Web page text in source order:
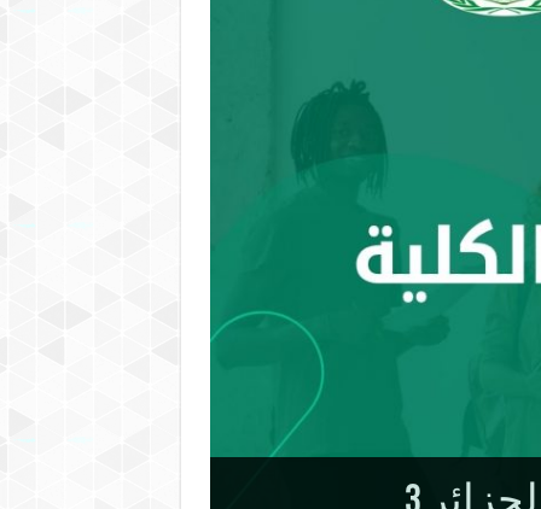
الافتراضية الموجهة لحاملي شهادة بكالوريا لسنة 2025، تقدم كلية علوم الإعلام و الاتصال لجامعةالجزائر 3 بطاقة تعريفية بالكلية وأبرز المعلومات المتعلقة
الجزائر 3